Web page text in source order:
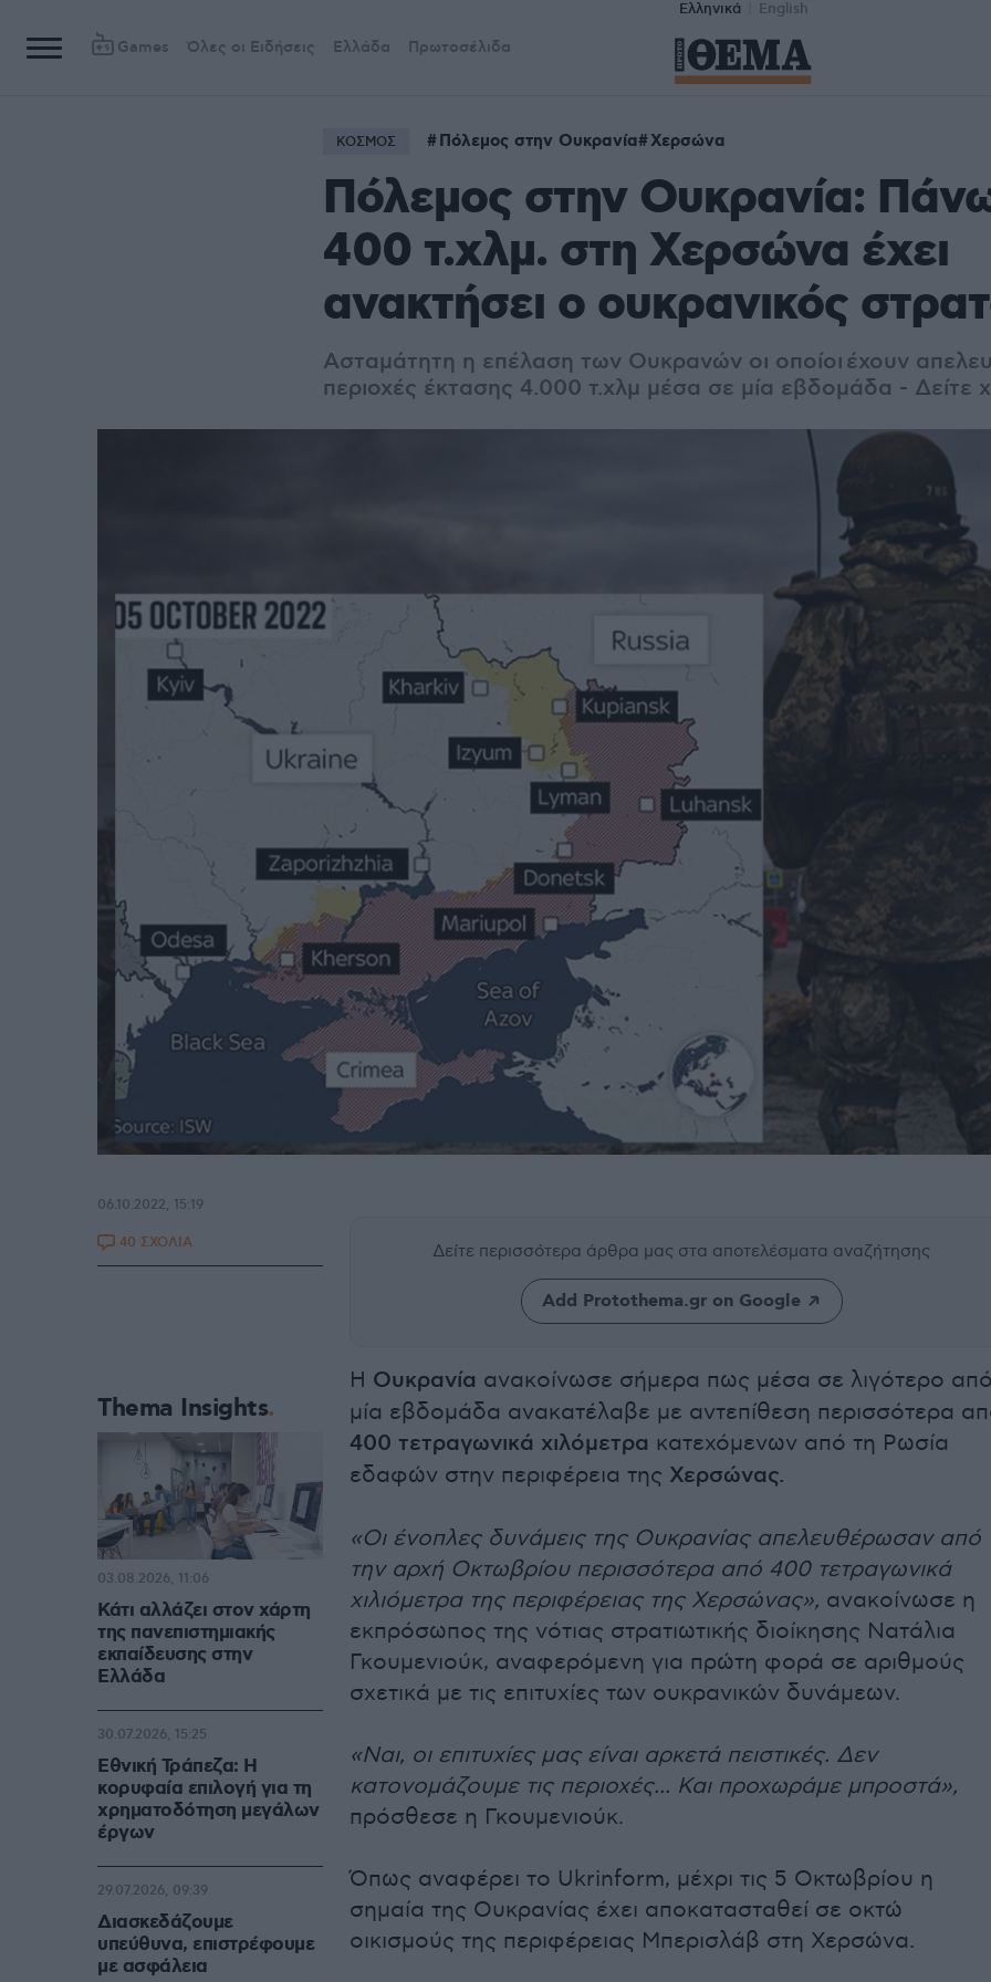
Ελληνικά English
Games Όλες οι Ειδήσεις Ελλάδα Πρωτοσέλιδα
ΚΟΣΜΟΣ Πόλεμος στην Ουκρανία Χερσώνα
Πόλεμος στην Ουκρανία:
400 τ.χλμ. στη Χερσώνα έχει
ανακτήσει ο ουκρανικός
Ασταμάτητη η επέλαση των Ουκρανών οι οποίοι έχουν
περιοχές έκτασης 4.000 τ.χλμ μέσα σε μία εβδομάδα - Δείτε
Δείτε περισσότερα άρθρα μας στα αποτελέσματα αναζήτησης
Add Protothema.gr on Google
Η Ουκρανία ανακοίνωσε σήμερα πως μέσα σε λιγότερο
μία εβδομάδα ανακατέλαβε με αντεπίθεση περισσότερα
400 τετραγωνικά χιλόμετρα κατεχόμενων από τη Ρωσία
εδαφών στην περιφέρεια της Χερσώνας.
«Οι ένοπλες δυνάμεις της Ουκρανίας απελευθέρωσαν από
την αρχή Οκτωβρίου περισσότερα από 400 τετραγωνικά
χιλιόμετρα της περιφέρειας της Χερσώνας», ανακοίνωσε η
εκπρόσωπος της νότιας στρατιωτικής διοίκησης Νατάλια
Γκουμενιούκ, αναφερόμενη για πρώτη φορά σε αριθμούς
σχετικά με τις επιτυχίες των ουκρανικών δυνάμεων.
«Ναι, οι επιτυχίες μας είναι αρκετά πειστικές. Δεν
κατονομάζουμε τις περιοχές... Και προχωράμε μπροστά»,
πρόσθεσε η Γκουμενιούκ.
Όπως αναφέρει το Ukrinform, μέχρι τις 5 Οκτωβρίου η
σημαία της Ουκρανίας έχει αποκατασταθεί σε οκτώ
οικισμούς της περιφέρειας Μπερισλάβ στη Χερσώνα.
06.10.2022, 15:19
40 ΣΧΟΛΙΑ
Thema Insights
Κάτι αλλάζει στον χάρτη
της πανεπιστημιακής
εκπαίδευσης στην
Ελλάδα
03.08.2026, 11:06
Εθνική Τράπεζα: Η
κορυφαία επιλογή για τη
χρηματοδότηση μεγάλων
έργων
30.07.2026, 15:25
Διασκεδάζουμε
υπεύθυνα, επιστρέφουμε
με ασφάλεια
29.07.2026, 09:39